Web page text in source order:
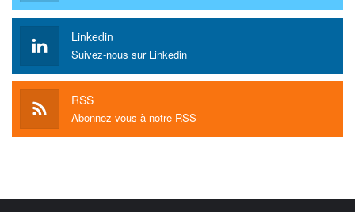
Linkedin
Suivez-nous sur Linkedin
RSS
Abonnez-vous à notre RSS